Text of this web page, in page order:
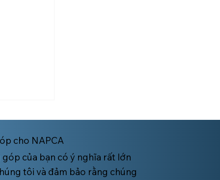
cho NAPCA
của bạn có ý nghĩa rất lớn
tôi và đảm bảo rằng chúng